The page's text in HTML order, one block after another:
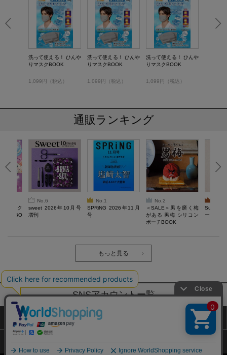
洗って使える！ ひんや
りマスクBOOK
1,099円（税込）
洗って使える！ ひんや
りマスクBOOK
1,099円（税込）
洗って使える！ ひんや
りマスクBOOK
1,099円（税込）
通販ランキング
るスク
ぷにBO
No.6
sweet 2026年10月号
増刊
No.1
SPRiNG 2026年11月
号
No.2
＜SALE＞男を磨く梅
がある 男梅 シリコン
ポーチBOOK
ーツチャ
もっと見る
SNSアカウントー覧
サイトマップ